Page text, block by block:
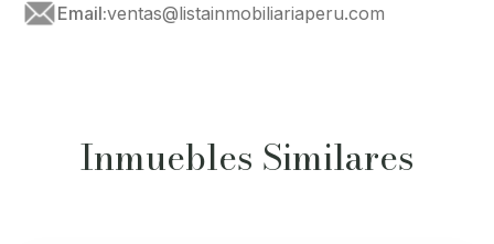
Email:ventas@listainmobiliariaperu.com
Inmuebles Similares